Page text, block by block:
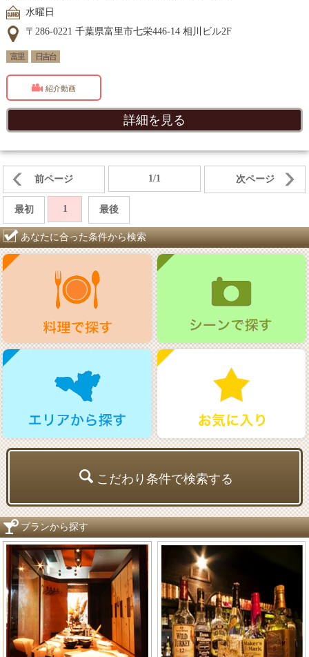
水曜日
〒286-0221 千葉県富里市七栄446-14 相川ビル2F
富里 日吉台
紹介動画
詳細を見る
前ページ 1/1 次ページ
最初 1 最後
あなたに合った条件から検索
こだわり条件で検索する
プランから探す